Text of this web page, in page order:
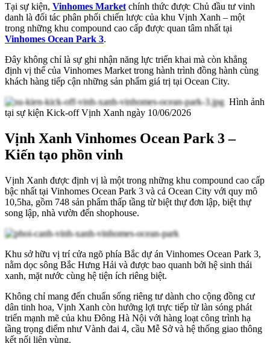
Tại sự kiện, Vinhomes Market chính thức được Chủ đầu tư vinh
danh là đối tác phân phối chiến lược của khu Vịnh Xanh – một
trong những khu compound cao cấp được quan tâm nhất tại
Vinhomes Ocean Park 3.
Đây không chỉ là sự ghi nhận năng lực triển khai mà còn khẳng
định vị thế của Vinhomes Market trong hành trình đồng hành cùng
khách hàng tiếp cận những sản phẩm giá trị tại Ocean City.
Hình ảnh
tại sự kiện Kick-off Vịnh Xanh ngày 10/06/2026
Vịnh Xanh Vinhomes Ocean Park 3 –
Kiến tạo phồn vinh
Vịnh Xanh được định vị là một trong những khu compound cao cấp
bậc nhất tại Vinhomes Ocean Park 3 và cả Ocean City với quy mô
10,5ha, gồm 748 sản phẩm thấp tầng từ biệt thự đơn lập, biệt thự
song lập, nhà vườn đến shophouse.
Khu sở hữu vị trí cửa ngõ phía Bắc dự án Vinhomes Ocean Park 3,
nằm dọc sông Bắc Hưng Hải và được bao quanh bởi hệ sinh thái
xanh, mặt nước cùng hệ tiện ích riêng biệt.
Không chỉ mang đến chuẩn sống riêng tư dành cho cộng đồng cư
dân tinh hoa, Vịnh Xanh còn hưởng lợi trực tiếp từ làn sóng phát
triển mạnh mẽ của khu Đông Hà Nội với hàng loạt công trình hạ
tầng trọng điểm như Vành đai 4, cầu Mễ Sở và hệ thống giao thông
kết nối liên vùng.